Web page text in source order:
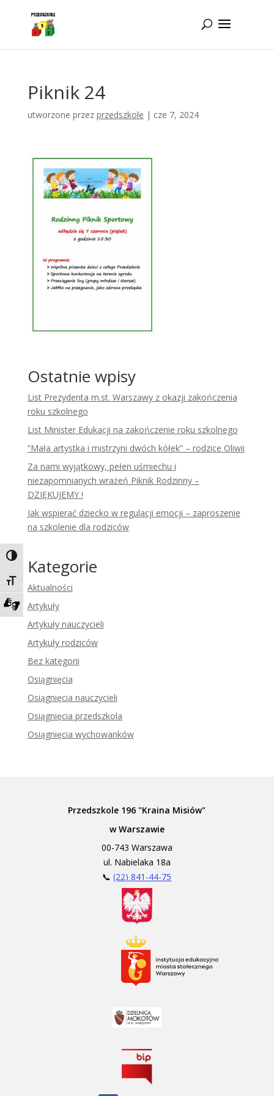
Toggle High Contrast
Toggle Font size
Zadzwoń do tłumacza języka migowego
Piknik 24
utworzone przez przedszkole | cze 7, 2024
Ostatnie wpisy
List Prezydenta m.st. Warszawy z okazji zakończenia
roku szkolnego
List Minister Edukacji na zakończenie roku szkolnego
“Mała artystka i mistrzyni dwóch kółek” – rodzice Oliwii
Za nami wyjątkowy, pełen uśmiechu i
niezapomnianych wrażeń Piknik Rodzinny –
DZIĘKUJEMY !
Jak wspierać dziecko w regulacji emocji – zaproszenie
na szkolenie dla rodziców
Kategorie
Aktualności
Artykuły
Artykuły nauczycieli
Artykuły rodziców
Bez kategorii
Osiągnięcia
Osiągnięcia nauczycieli
Osiągnięcia przedszkola
Osiągnięcia wychowanków
Przedszkole 196 "Kraina Misiów"
w Warszawie
00-743 Warszawa
ul. Nabielaka 18a
📞(22) 841-44-75